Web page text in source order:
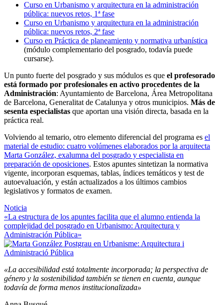
Curso en Urbanismo y arquitectura en la administración
pública: nuevos retos, 1ª fase
Curso en Urbanismo y arquitectura en la administración
pública: nuevos retos, 2ª fase
Curso en Práctica de planeamiento y normativa urbanística
(módulo complementario del posgrado, todavía puede
cursarse).
Un punto fuerte del posgrado y sus módulos es que el profesorado
está formado por profesionales en activo procedentes de la
Administración: Ayuntamiento de Barcelona, Área Metropolitana
de Barcelona, Generalitat de Catalunya y otros municipios. Más de
sesenta especialistas que aportan una visión directa, basada en la
práctica real.
Volviendo al temario, otro elemento diferencial del programa es el
material de estudio: cuatro volúmenes elaborados por la arquitecta
Marta González, exalumna del posgrado y especialista en
preparación de oposiciones. Estos apuntes sintetizan la normativa
vigente, incorporan esquemas, tablas, índices temáticos y test de
autoevaluación, y están actualizados a los últimos cambios
legislativos y formatos de examen.
Noticia
«La estructura de los apuntes facilita que el alumno entienda la
complejidad del posgrado en Urbanismo: Arquitectura y
Administración Pública»
«La accesibilidad está totalmente incorporada; la perspectiva de
género y la sostenibilidad también se tienen en cuenta, aunque
todavía de forma menos institucionalizada»